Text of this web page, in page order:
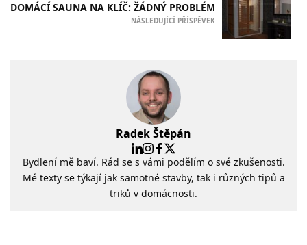
DOMÁCÍ SAUNA NA KLÍČ: ŽÁDNÝ PROBLÉM
NÁSLEDUJÍCÍ PŘÍSPĚVEK
Radek Štěpán
Bydlení mě baví. Rád se s vámi podělím o své zkušenosti.
Mé texty se týkají jak samotné stavby, tak i různých tipů a
triků v domácnosti.